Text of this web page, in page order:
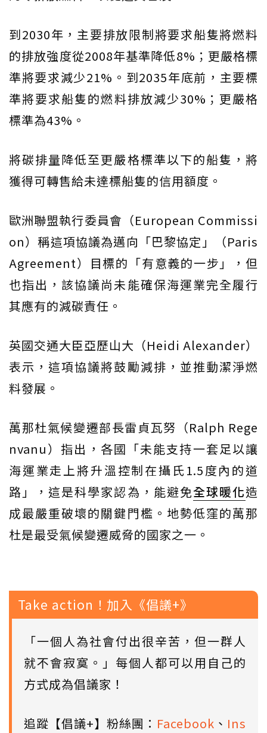
到2030年，主要排放限制將要求船隻將燃料
的排放強度從2008年基準降低8%；更嚴格標
準將要求減少21%。到2035年底前，主要標
準將要求船隻的燃料排放減少30%；更嚴格
標準為43%。
將碳排量降低至更嚴格標準以下的船隻，將
獲得可轉售給未達標船隻的信用額度。
歐洲聯盟執行委員會（European Commissi
on）稱這項協議為邁向「巴黎協定」（Paris
Agreement）目標的「有意義的一步」，但
也指出，該協議尚未能確保海運業完全履行
其應有的減碳責任。
英國交通大臣亞歷山大（Heidi Alexander）
表示，這項協議將鼓勵減排，並推動潔淨燃
料發展。
萬那杜氣候變遷部長雷貞瓦努（Ralph Rege
nvanu）指出，各國「未能支持一套足以讓
海運業走上將升溫控制在攝氏1.5度內的道
路」，這是科學家認為，能避免全球暖化造
成最嚴重破壞的關鍵門檻。地勢低窪的萬那
杜是最受氣候變遷威脅的國家之一。
Take action！加入《倡議+》
「一個人為社會付出很辛苦，但一群人
就不會寂寞。」每個人都可以用自己的
方式成為倡議家！
追蹤【倡議+】粉絲團： Facebook 、 Ins